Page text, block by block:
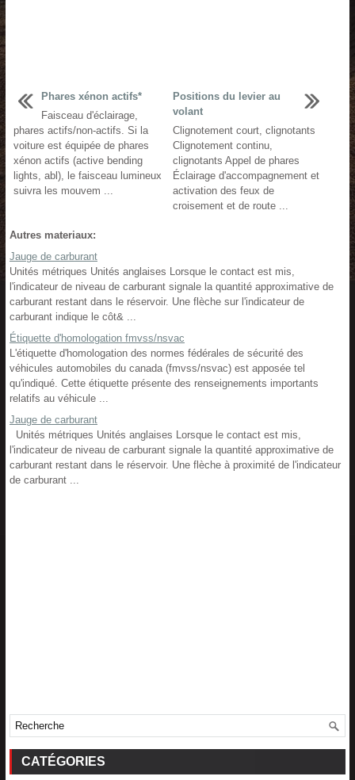
Phares xénon actifs*
Faisceau d'éclairage,
phares actifs/non-actifs. Si la
voiture est équipée de phares
xénon actifs (active bending
lights, abl), le faisceau lumineux
suivra les mouvem ...
Positions du levier au
volant
Clignotement court, clignotants
Clignotement continu,
clignotants Appel de phares
Éclairage d'accompagnement et
activation des feux de
croisement et de route ...
Autres materiaux:
Jauge de carburant
Unités métriques Unités anglaises Lorsque le contact est mis,
l'indicateur de niveau de carburant signale la quantité approximative de
carburant restant dans le réservoir. Une flèche sur l'indicateur de
carburant indique le côt& ...
Étiquette d'homologation fmvss/nsvac
L'étiquette d'homologation des normes fédérales de sécurité des
véhicules automobiles du canada (fmvss/nsvac) est apposée tel
qu'indiqué. Cette étiquette présente des renseignements importants
relatifs au véhicule ...
Jauge de carburant
Unités métriques Unités anglaises Lorsque le contact est mis,
l'indicateur de niveau de carburant signale la quantité approximative de
carburant restant dans le réservoir. Une flèche à proximité de l'indicateur
de carburant ...
CATÉGORIES